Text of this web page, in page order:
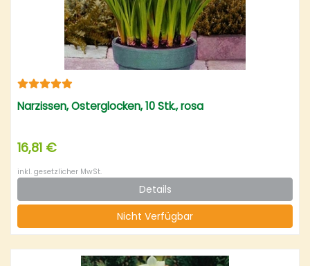
Narzissen, Osterglocken, 10 Stk., rosa
16,81 €
inkl. gesetzlicher MwSt.
Details
Nicht Verfügbar